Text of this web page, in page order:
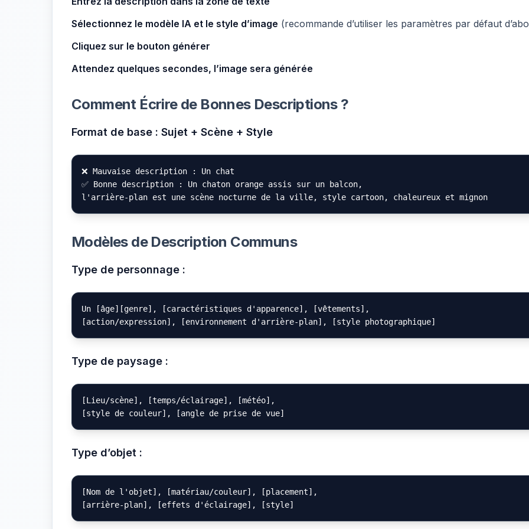
Sélectionnez le modèle IA et le style d’image (recommande d’utiliser les paramètres par défaut
Cliquez sur le bouton générer
Attendez quelques secondes, l’image sera générée
Comment Écrire de Bonnes Descriptions ?
Format de base : Sujet + Scène + Style
❌ Mauvaise description : Un chat
✅ Bonne description : Un chaton orange assis sur un balcon,
Modèles de Description Communs
Type de personnage :
Un [âge][genre], [caractéristiques d'apparence], [vêtements],
Type de paysage :
[Lieu/scène], [temps/éclairage], [météo],
Type d’objet :
[Nom de l'objet], [matériau/couleur], [placement],